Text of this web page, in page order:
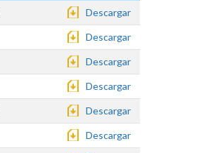
Descargar
Descargar
Descargar
Descargar
Descargar
Descargar